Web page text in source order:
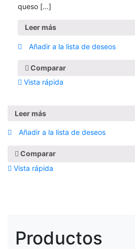
queso […]
Leer más
Añadir a la lista de deseos
Comparar
Vista rápida
Leer más
Añadir a la lista de deseos
Comparar
Vista rápida
Productos